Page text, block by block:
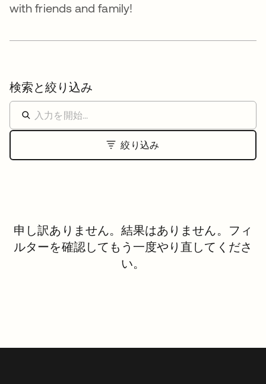
with friends and family!
検索と絞り込み
絞り込み
申し訳ありません。結果はありません。フィ
ルターを確認してもう一度やり直してくださ
い。